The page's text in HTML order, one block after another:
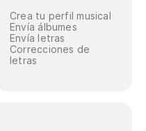
Crea tu perfil musical
Envía álbumes
Envía letras
Correcciones de
letras